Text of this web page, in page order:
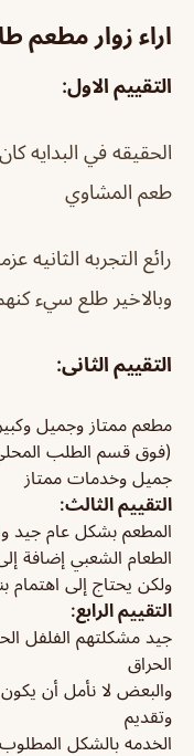
اراء زوار مطعم
التقييم الاول:
الحقيقه في البدايه
طعم المشاوي
رائع التجربه
وبالاخير طلع سيء
التقييم الثانى:
مطعم ممتاز وجميل
(فوق قسم الطلب
جميل وخدمات ممتاز
التقييم الثالث:
المطعم بشكل عام جيد
الطعام الشعبي إضافة
ولكن يحتاج إلى اهتمام
التقييم الرابع:
جيد مشكلتهم الفلفل
الحراق
والبعض لا نأمل أن
وتقديم
الخدمه بالشكل المطلوب